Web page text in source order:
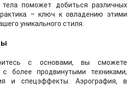
поможет добиться различных
– ключ к овладению этими
уникального стиля.
с основами, вы сможете
с более продвинутыми техниками,
и спецэффекты. Аэрография, в